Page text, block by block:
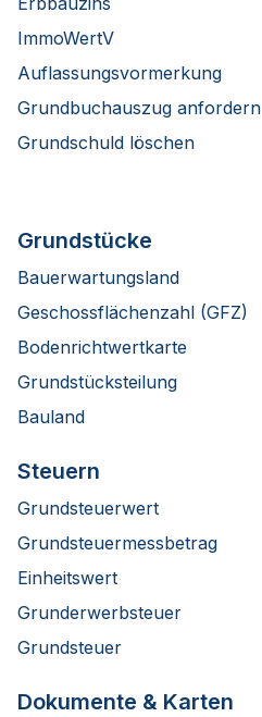
ImmoWertV
Auflassungsvormerkung
Grundbuchauszug anfordern
Grundschuld löschen
Grundstücke
Bauerwartungsland
Geschossflächenzahl (GFZ)
Bodenrichtwertkarte
Grundstücksteilung
Bauland
Steuern
Grundsteuerwert
Grundsteuermessbetrag
Einheitswert
Grunderwerbsteuer
Grundsteuer
Dokumente & Karten